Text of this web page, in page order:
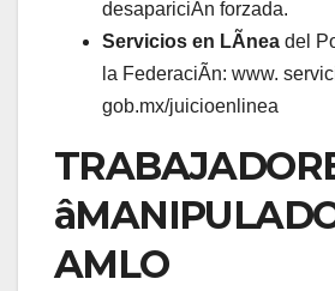
desapariciÃn forzada.
Servicios en LÃnea del
la FederaciÃn: www.
gob.mx/juicioenlinea
AMLO